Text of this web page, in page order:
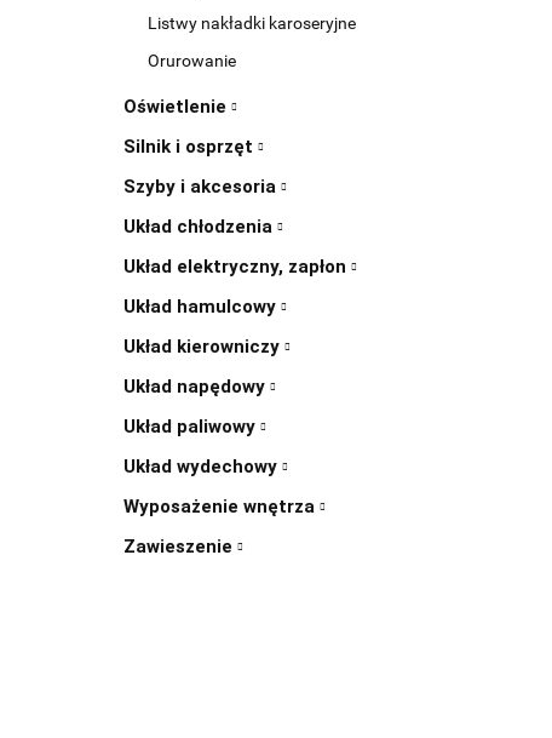
Listwy nakładki karoseryjne
Orurowanie
Oświetlenie
Silnik i osprzęt
Szyby i akcesoria
Układ chłodzenia
Układ elektryczny, zapłon
Układ hamulcowy
Układ kierowniczy
Układ napędowy
Układ paliwowy
Układ wydechowy
Wyposażenie wnętrza
Zawieszenie